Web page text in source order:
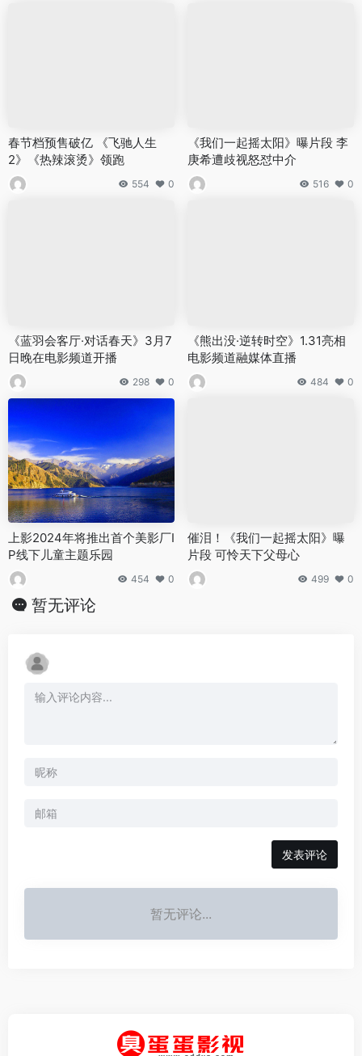
春节档预售破亿 《飞驰人生
2》《热辣滚烫》领跑
554 0
《我们一起摇太阳》曝片段 李
庚希遭歧视怒怼中介
516 0
《蓝羽会客厅·对话春天》3月7
日晚在电影频道开播
298 0
《熊出没·逆转时空》1.31亮相
电影频道融媒体直播
484 0
上影2024年将推出首个美影厂I
P线下儿童主题乐园
454 0
催泪！《我们一起摇太阳》曝
片段 可怜天下父母心
499 0
暂无评论
发表评论
暂无评论...